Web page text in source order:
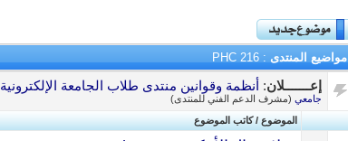
مواضيع المنتدى : PHC 216
إعـــــــلان: أنظمة وقوانين منتدى طلاب الجامعة الإلكترونية
جامعي (مشرف الدعم الفني للمنتدى)
الموضوع /كاتب الموضوع